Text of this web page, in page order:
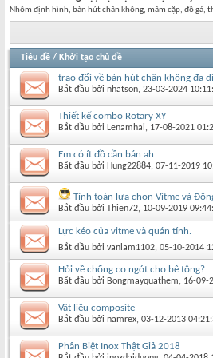
Nhôm định hình, bàn hút chân không, mâm cặp, đồ gá,
Tiêu đề / Khởi tạo chủ đề
trao đổi về bàn hút chân không đa
Bắt đầu bởi nhatson‎, 23-03-2024
Thiết kế combo Rotary XY
Bắt đầu bởi Lenamhai‎, 17-08-2021
Em có ít đồ cần bán ah
Bắt đầu bởi Hung22884‎, 07-11-2019
Tính toán lựa chọn Vitme và
Bắt đầu bởi Thien72‎, 10-09-2019
Lực kéo của vitme và quán tính.
Bắt đầu bởi vanlam1102‎, 05-10-2014
Hỏi về chống co ngót cho bê tông?
Bắt đầu bởi Bongmayquathem‎, 16-09-
Vật liệu composite
Bắt đầu bởi namrex‎, 03-12-2013
Phân Biệt Inox Thật Giả 2018